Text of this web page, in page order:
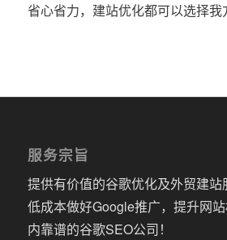
省心省力，建站优化都可以选择我
服务宗旨
提供有价值的谷歌优化及外贸建
低成本做好Google推广，提升网
内靠谱的谷歌SEO公司！